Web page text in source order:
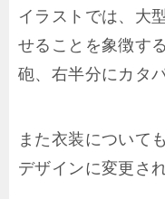
イラストでは、大
せることを象徴す
砲、右半分にカタ
また衣装について
デザインに変更さ